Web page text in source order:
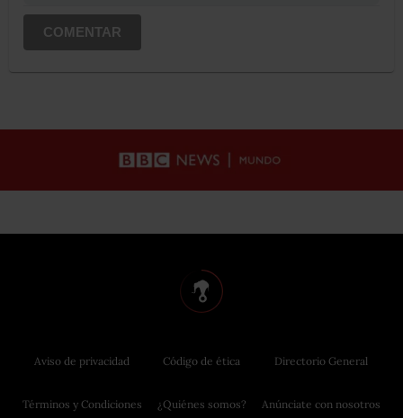
COMENTAR
Aviso de privacidad
Términos y Condiciones
Código de ética
¿Quiénes somos?
Directorio General
Anúnciate con nosotros